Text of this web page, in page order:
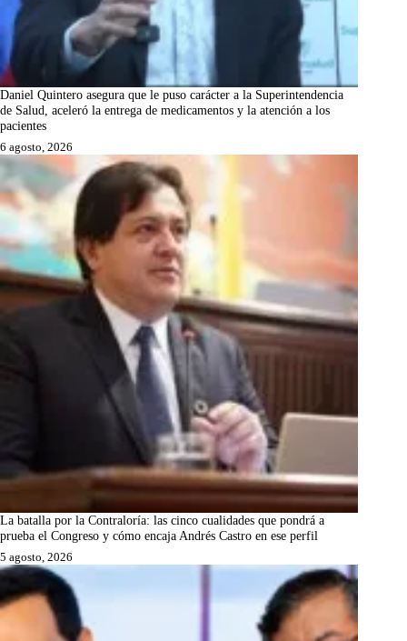
Daniel Quintero asegura que le puso carácter a la Superintendencia
de Salud, aceleró la entrega de medicamentos y la atención a los
pacientes
6 agosto, 2026
La batalla por la Contraloría: las cinco cualidades que pondrá a
prueba el Congreso y cómo encaja Andrés Castro en ese perfil
5 agosto, 2026